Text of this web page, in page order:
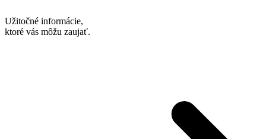
Užitočné informácie,
ktoré vás môžu zaujať.